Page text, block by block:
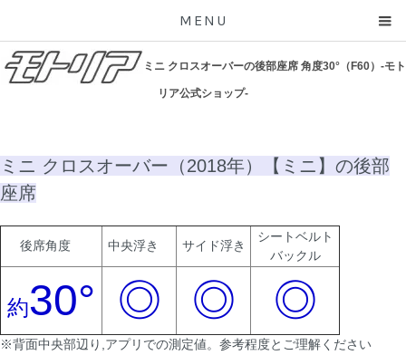
MENU
ミニ クロスオーバーの後部座席 角度30°（F60）-モト
リア公式ショップ-
ミニ クロスオーバー（2018年）【ミニ】の後部
座席
後席角度 中央浮き サイド浮き
シートベルト
バックル
約30° ◎ ◎ ◎
※背面中央部辺り,アプリでの測定値。参考程度とご理解ください